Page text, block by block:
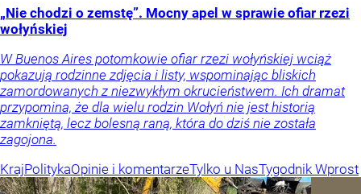
„Nie chodzi o zemstę”. Mocny apel w sprawie ofiar rzezi
wołyńskiej
W Buenos Aires potomkowie ofiar rzezi wołyńskiej wciąż
pokazują rodzinne zdjęcia i listy, wspominając bliskich
zamordowanych z niezwykłym okrucieństwem. Ich dramat
przypomina, że dla wielu rodzin Wołyń nie jest historią
zamkniętą, lecz bolesną raną, która do dziś nie została
zagojona.
KrajPolitykaOpinie i komentarzeTylko u NasTygodnik Wprost